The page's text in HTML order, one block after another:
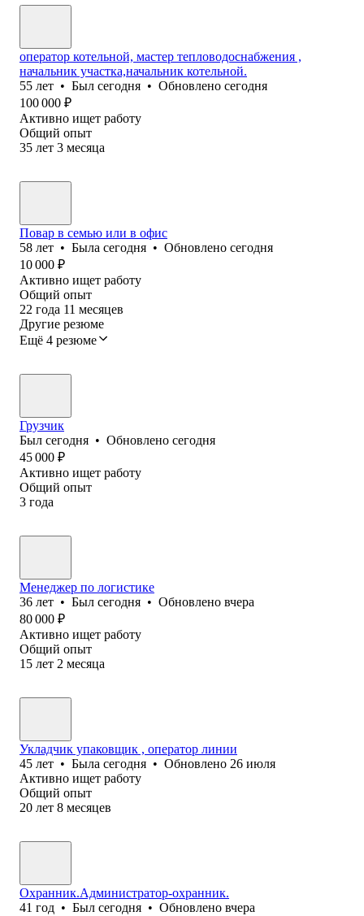
оператор котельной, мастер тепловодоснабжения ,
начальник участка,начальник котельной.
55 лет • Был сегодня • Обновлено сегодня
100 000 ₽
Активно ищет работу
Общий опыт
35 лет 3 месяца
Повар в семью или в офис
58 лет • Была сегодня • Обновлено сегодня
10 000 ₽
Активно ищет работу
Общий опыт
22 года 11 месяцев
Другие резюме
Ещё 4 резюме
Грузчик
Был сегодня • Обновлено сегодня
45 000 ₽
Активно ищет работу
Общий опыт
3 года
Менеджер по логистике
36 лет • Был сегодня • Обновлено вчера
80 000 ₽
Активно ищет работу
Общий опыт
15 лет 2 месяца
Укладчик упаковщик , оператор линии
45 лет • Была сегодня • Обновлено 26 июля
Активно ищет работу
Общий опыт
20 лет 8 месяцев
Охранник.Администратор-охранник.
41 год • Был сегодня • Обновлено вчера